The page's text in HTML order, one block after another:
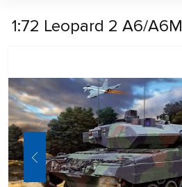
1:72 Leopard 2 A6/A6M